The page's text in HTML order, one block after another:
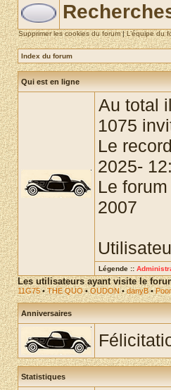
Supprimer les cookies du forum|L’équipe du
Index du forum
Qui est en ligne
Au total
1075
Le
2025-
Le
2007
Légende ::
Les utilisateurs ayant visite le
11G75•THE QUO•OUDON•danyB•
Anniversaires
Statistiques